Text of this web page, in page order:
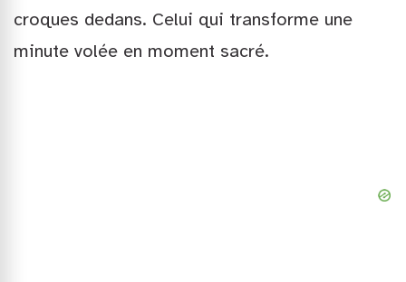
croques dedans. Celui qui transforme une
minute volée en moment sacré.